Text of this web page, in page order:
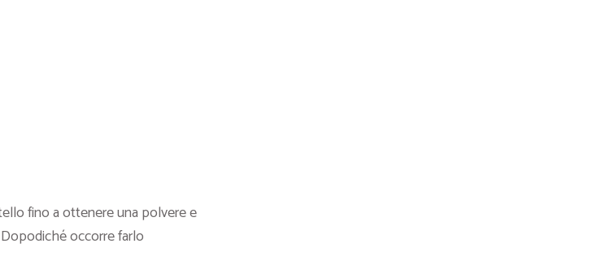
fino a ottenere una polvere e
occorre farlo